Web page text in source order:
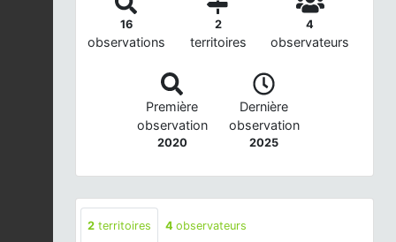
16
observations
2
territoires
4
observateurs
Première
observation
2020
Dernière
observation
2025
2 territoires 4 observateurs